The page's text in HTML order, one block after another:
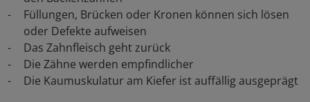
Füllungen, Brücken oder Kronen können sich lösen
oder Defekte aufweisen
Das Zahnfleisch geht zurück
Die Zähne werden empfindlicher
Die Kaumuskulatur am Kiefer ist auffällig ausgeprägt